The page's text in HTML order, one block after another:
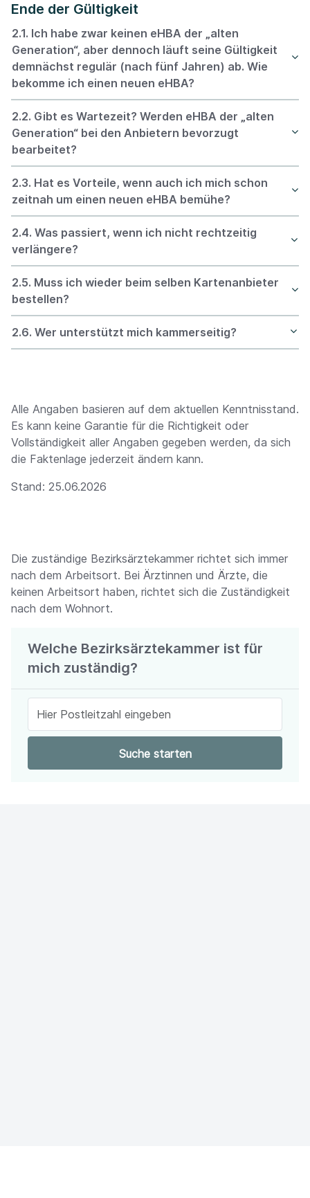
Ende der Gültigkeit
2.1. Ich habe zwar keinen eHBA der „alten
Generation“, aber dennoch läuft seine Gültigkeit
demnächst regulär (nach fünf Jahren) ab. Wie
bekomme ich einen neuen eHBA?
2.2. Gibt es Wartezeit? Werden eHBA der „alten
Generation“ bei den Anbietern bevorzugt
bearbeitet?
2.3. Hat es Vorteile, wenn auch ich mich schon
zeitnah um einen neuen eHBA bemühe?
2.4. Was passiert, wenn ich nicht rechtzeitig
verlängere?
2.5. Muss ich wieder beim selben Kartenanbieter
bestellen?
2.6. Wer unterstützt mich kammerseitig?
Alle Angaben basieren auf dem aktuellen Kenntnisstand.
Es kann keine Garantie für die Richtigkeit oder
Vollständigkeit aller Angaben gegeben werden, da sich
die Faktenlage jederzeit ändern kann.
Stand: 25.06.2026
Die zuständige Bezirksärztekammer richtet sich immer
nach dem Arbeitsort. Bei Ärztinnen und Ärzte, die
keinen Arbeitsort haben, richtet sich die Zuständigkeit
nach dem Wohnort.
Welche Bezirksärztekammer ist für
mich zuständig?
Suche starten